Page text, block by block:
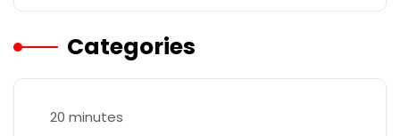
Categories
20 minutes